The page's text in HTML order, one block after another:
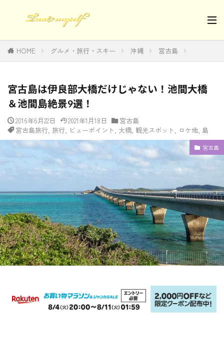
HOME グルメ・旅行・スキー 沖縄 宮古島
宮古島は伊良部大橋だけじゃない！池間大橋
＆池間島絶景9選！
2016年6月22日 2021年1月18日
宮古島
宮古島旅行, 旅行, ビューポイント , 大橋, 観光スポット , ロケ地, 島
宮古島